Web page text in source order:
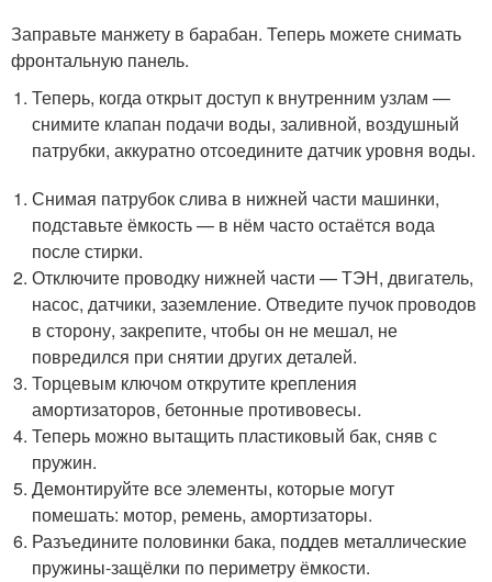
Заправьте манжету в барабан. Теперь можете снимать
фронтальную панель.
Теперь, когда открыт доступ к внутренним узлам —
снимите клапан подачи воды, заливной, воздушный
патрубки, аккуратно отсоедините датчик уровня воды.
Снимая патрубок слива в нижней части машинки,
подставьте ёмкость — в нём часто остаётся вода
после стирки.
Отключите проводку нижней части — ТЭН, двигатель,
насос, датчики, заземление. Отведите пучок проводов
в сторону, закрепите, чтобы он не мешал, не
повредился при снятии других деталей.
Торцевым ключом открутите крепления
амортизаторов, бетонные противовесы.
Теперь можно вытащить пластиковый бак, сняв с
пружин.
Демонтируйте все элементы, которые могут
помешать: мотор, ремень, амортизаторы.
Разъедините половинки бака, поддев металлические
пружины-защёлки по периметру ёмкости.